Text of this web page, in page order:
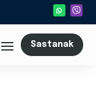
Sastanak